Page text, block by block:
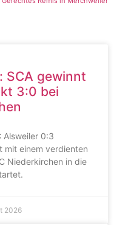
SCA gewinnt
3:0 bei
Alsweiler 0:3
mit einem verdienten
Niederkirchen in die
2026